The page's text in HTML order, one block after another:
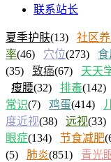
联系站长
夏季护肤(13) 社区
率(46) 穴位(273) 食
(35) 致癌(67) 天天
瘦腰(32) 排毒(142)
常识(7) 鸡蛋(414)
度近视(38) 远视(33)
眼症(134) 节食减肥
(5) 肺炎(851) 青光